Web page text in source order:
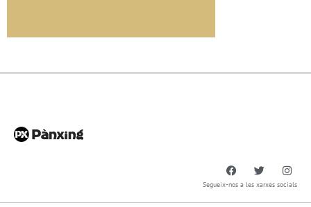
Segueix-nos a les xarxes socials